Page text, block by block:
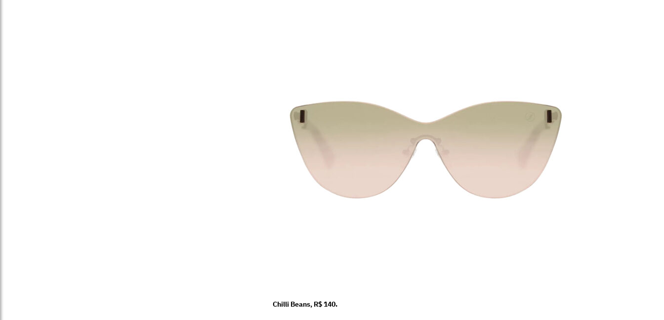
Chilli Beans, R$ 140.